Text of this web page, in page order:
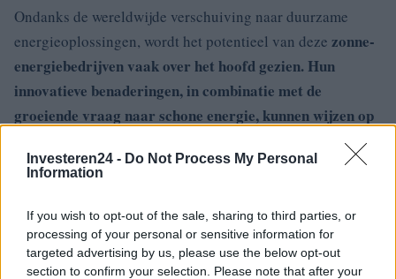
Investeren24 - Do Not Process My Personal
Information
If you wish to opt-out of the sale, sharing to third parties, or
processing of your personal or sensitive information for
targeted advertising by us, please use the below opt-out
section to confirm your selection. Please note that after your
Ondanks de wereldwijde verschuiving naar duurzame
energieoplossingen, wordt het potentieel van deze zonne-
energiebedrijven vaak over het hoofd gezien. Hun
innovatieve benaderingen, in combinatie met de
groeiende vraag naar schone energie, kunnen wijzen op
AUTEUR
Staff